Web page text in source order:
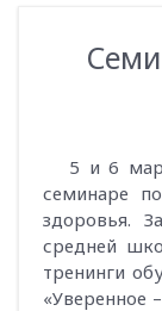
5 и 6
семинаре
здоровья.
средней
тренинги
«Уверенное